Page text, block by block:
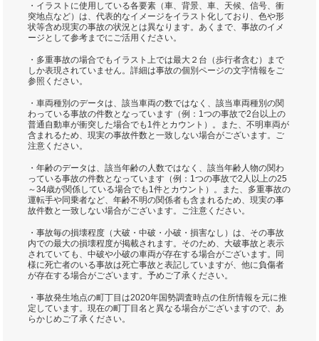
・イラストに使用している各要素（車、背景、車、天候、信号、衝
突地点など）は、代表的なイメージをイラスト化しており、色や形
状等含め現実の事故の状況とは異なります。あくまで、事故のイメ
ージとして参考までにご活用ください。
・多重事故の場合でもイラスト上では最大２台（歩行者含む）まで
しか表現されていません。詳細は事故の個別ページの文字情報をご
参照ください。
・車両種別のデータは、該当車両の数ではなく、該当車両種別の関
わっている事故の件数となっています（例：1つの事故で2台以上の
普通自動車が衝突した場合でも1件とカウント）。また、不明車両が
含まれるため、現実の事故件数と一致しない場合がございます。ご
注意ください。
・年齢のデータは、該当年齢の人数ではなく、該当年齢人物の関わ
っている事故の件数となっています（例：1つの事故で2人以上の25
～34歳が関係している場合でも1件とカウント）。また、多重事故の
運転手や同乗者など、年齢不明の関係者も含まれるため、現実の事
故件数と一致しない場合がございます。ご注意ください。
・事故毎の損壊程度（大破・中破・小破・損害なし）は、その事故
内での最大の損壊程度が掲載されます。そのため、大破事故と表示
されていても、中破や小破の車両が存在する場合がございます。同
様に死亡者のいる事故は死亡事故と表記していますが、他に負傷者
が存在する場合がございます。予めご了承ください。
・事故発生地点の町丁目は2020年国勢調査時点の住所情報を元に推
定しています。現在の町丁目名と異なる場合がございますので、あ
らかじめご了承ください。